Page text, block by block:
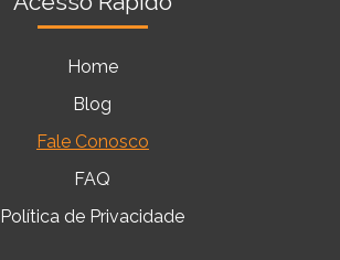
Home
Blog
Fale Conosco
FAQ
Política de Privacidade